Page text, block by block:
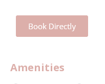
Amenities